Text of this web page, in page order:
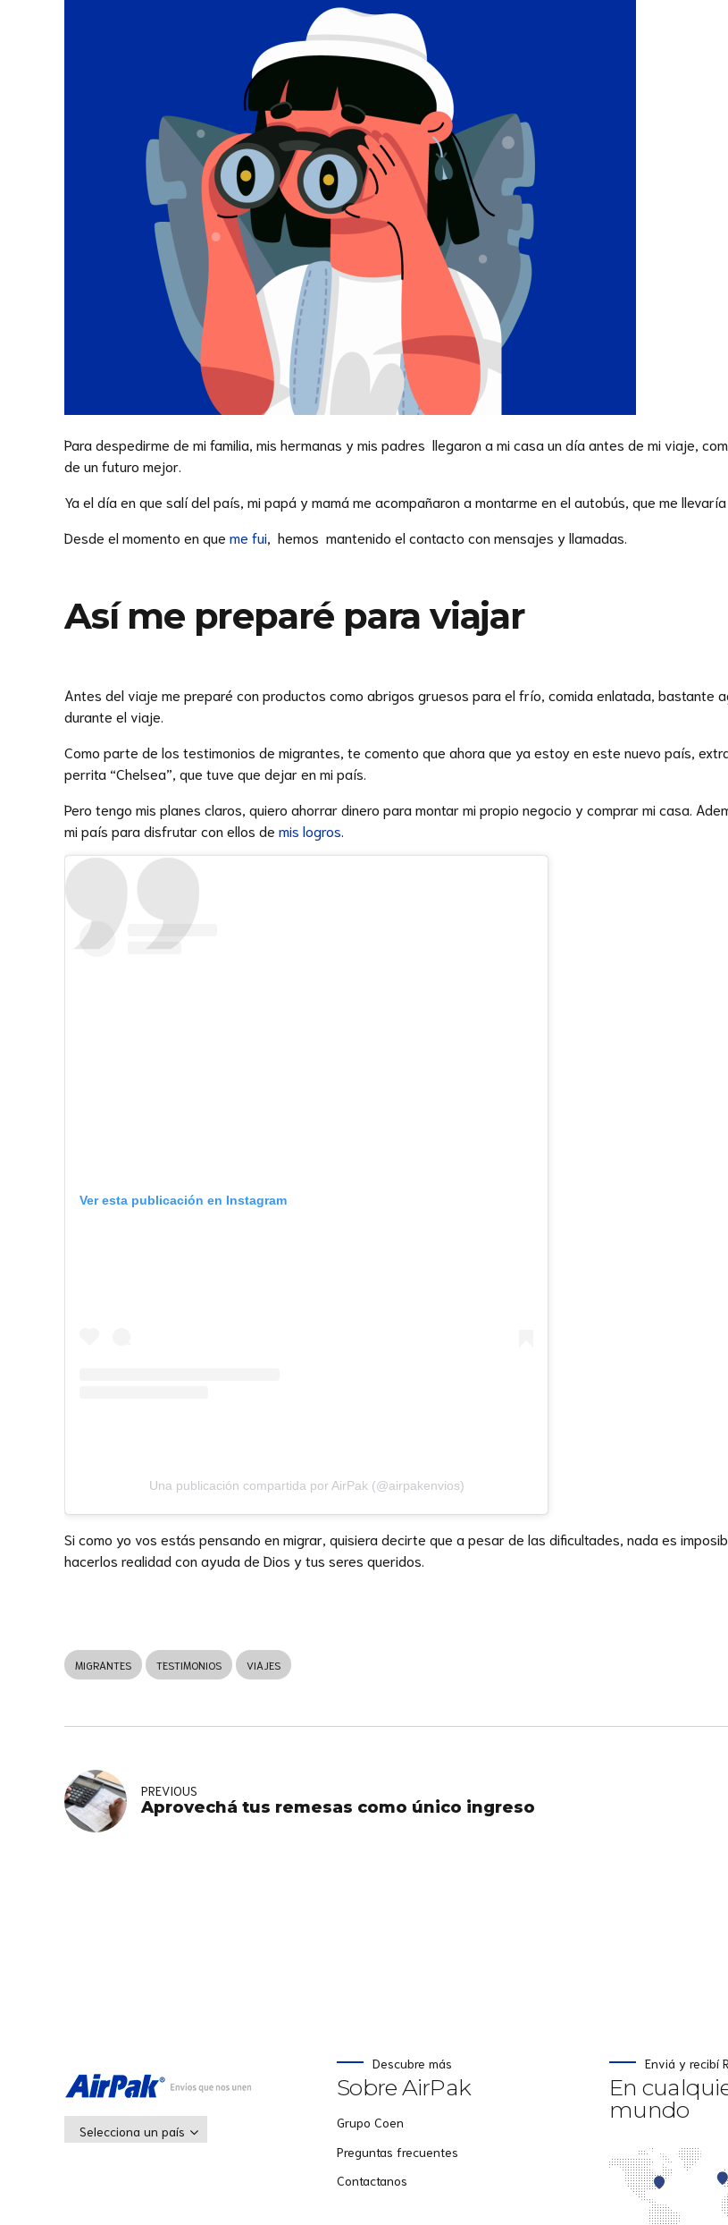
Para despedirme de mi familia, mis hermanas y mis padres llegaron a mi casa un día antes de mi viaje,
de un futuro mejor.
Ya el día en que salí del país, mi papá y mamá me acompañaron a montarme en el autobús, que me
Desde el momento en que me fui , hemos mantenido el contacto con mensajes y llamadas.
Así me preparé para viajar
Antes del viaje me preparé con productos como abrigos gruesos para el frío, comida enlatada, bastante
durante el viaje.
Como parte de los testimonios de migrantes, te comento que ahora que ya estoy en este nuevo país,
perrita “Chelsea”, que tuve que dejar en mi país.
Pero tengo mis planes claros, quiero ahorrar dinero para montar mi propio negocio y comprar mi casa.
mi país para disfrutar con ellos de mis logros
Ver esta publicación en Instagram
Una publicación compartida por AirPak (@airpakenvios)
Si como yo vos estás pensando en migrar, quisiera decirte que a pesar de las dificultades, nada es
hacerlos realidad con ayuda de Dios y tus seres queridos.
MIGRANTES TESTIMONIOS VIAJES
PREVIOUS
Aprovechá tus remesas como único ingreso
Selecciona un país
Descubre más
Sobre AirPak
Grupo Coen
Preguntas frecuentes
Contactanos
Enviá y recibí
En
mundo